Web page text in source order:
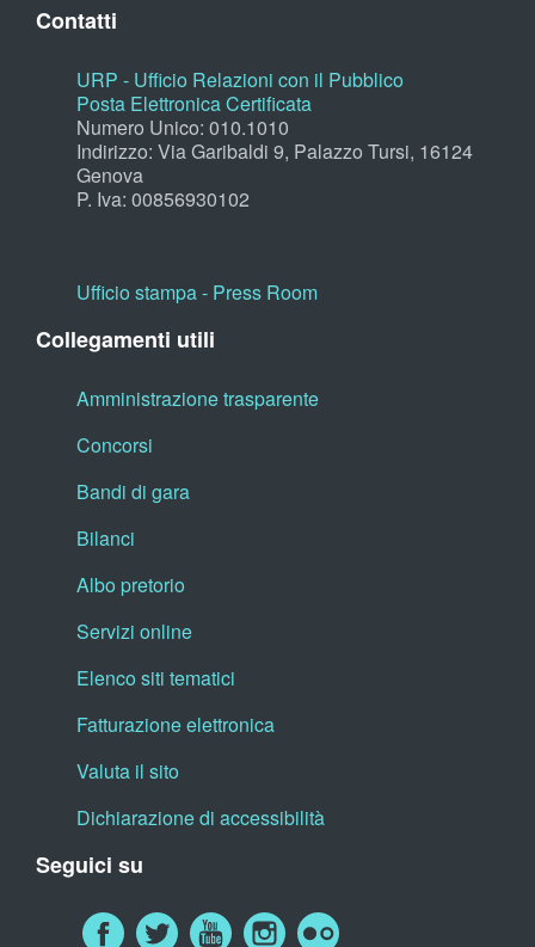
Contatti
URP - Ufficio Relazioni con il Pubblico
Posta Elettronica Certificata
Numero Unico: 010.1010
Indirizzo: Via Garibaldi 9, Palazzo Tursi, 16124
Genova
P. Iva: 00856930102
Ufficio stampa - Press Room
Collegamenti utili
Amministrazione trasparente
Concorsi
Bandi di gara
Bilanci
Albo pretorio
Servizi online
Elenco siti tematici
Fatturazione elettronica
Valuta il sito
Dichiarazione di accessibilità
Seguici su